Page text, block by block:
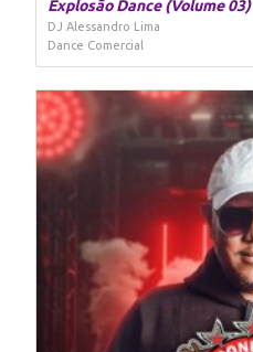
Explosão Dance (Volume 03)
DJ Alessandro Lima
Dance Comercial